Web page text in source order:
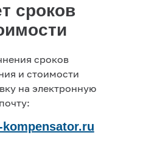
сроков
сроков
и стоимости
на электронную
почту: